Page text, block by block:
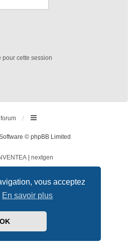
vous acceptez
En savoir plus
OK
pour cette session
© phpBB Limited
nextgen